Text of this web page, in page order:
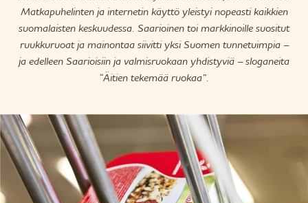
Matkapuhelinten ja internetin käyttö yleistyi nopeasti kaikkien
suomalaisten keskuudessa. Saarioinen toi markkinoille suositut
ruukkuruoat ja mainontaa siivitti yksi Suomen tunnetuimpia –
ja edelleen Saarioisiin ja valmisruokaan yhdistyviä – sloganeita
“Äitien tekemää ruokaa”.